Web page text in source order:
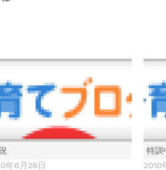
年6月28日
特訓
2010